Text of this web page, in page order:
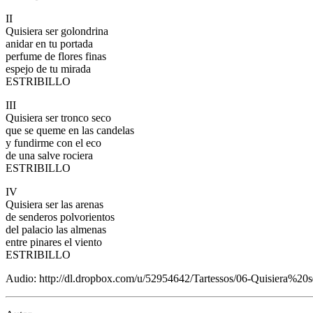
II
Quisiera ser golondrina
anidar en tu portada
perfume de flores finas
espejo de tu mirada
ESTRIBILLO
III
Quisiera ser tronco seco
que se queme en las candelas
y fundirme con el eco
de una salve rociera
ESTRIBILLO
IV
Quisiera ser las arenas
de senderos polvorientos
del palacio las almenas
entre pinares el viento
ESTRIBILLO
Audio: http://dl.dropbox.com/u/52954642/Tartessos/06-